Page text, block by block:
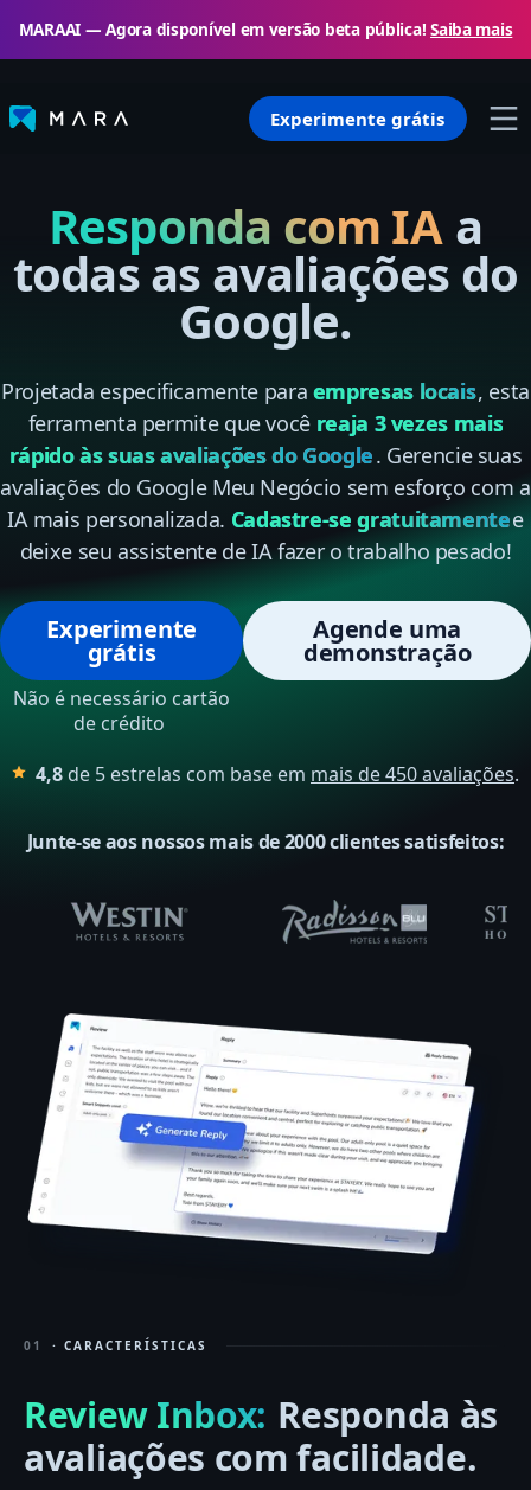
MARAAI — Agora disponível em versão beta pública!Saiba mais
Experimente grátis
Responda com IA a
todas as avaliações do
Google.
Projetada especificamente para empresas locais, esta
ferramenta permite que você reaja 3 vezes mais
rápido às suas avaliações do Google. Gerencie suas
avaliações do Google Meu Negócio sem esforço com a
IA mais personalizada. Cadastre-se gratuitamentee
deixe seu assistente de IA fazer o trabalho pesado!
Experimente
grátis
Não é necessário cartão
de crédito
Agende uma
demonstração
4,8 de 5 estrelas com base em mais de 450avaliações.
Junte-se aos nossos mais de 2000 clientes satisfeitos:
01 · CARACTERÍSTICAS
Review Inbox: Responda às
avaliações com facilidade.